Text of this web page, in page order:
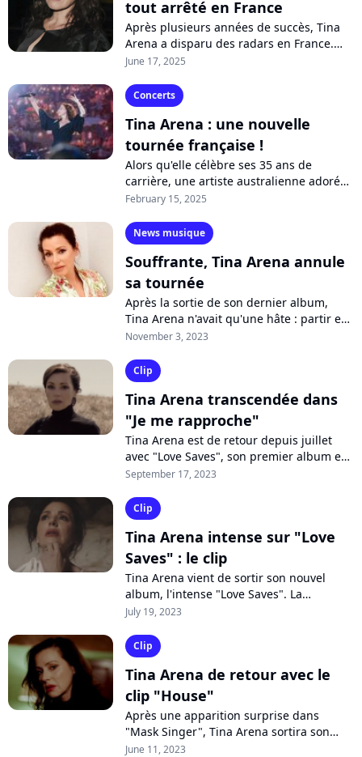
tout arrêté en France
Après plusieurs années de succès, Tina
Arena a disparu des radars en France.
Que s'est-il passé ? "J'étais pressée
June 17, 2025
Concerts
Tina Arena : une nouvelle
tournée française !
Alors qu'elle célèbre ses 35 ans de
carrière, une artiste australienne adorée
des Français annonce son retour sur
February 15, 2025
News musique
Souffrante, Tina Arena annule
sa tournée
Après la sortie de son dernier album,
Tina Arena n'avait qu'une hâte : partir en
tournée pour chanter ses tubes et ses
November 3, 2023
Clip
Tina Arena transcendée dans
"Je me rapproche"
Tina Arena est de retour depuis juillet
avec "Love Saves", son premier album en
cinq ans. Un disque en forme de
September 17, 2023
Clip
Tina Arena intense sur "Love
Saves" : le clip
Tina Arena vient de sortir son nouvel
album, l'intense "Love Saves". La
chanteuse australienne dévoile le clip du
July 19, 2023
Clip
Tina Arena de retour avec le
clip "House"
Après une apparition surprise dans
"Mask Singer", Tina Arena sortira son
nouvel album "Love Saves" cet été. Après
June 11, 2023